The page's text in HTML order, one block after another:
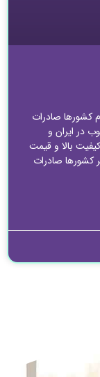
کشورها صادرات
در ایران و
بالا و قیمت
کشورها صادرات